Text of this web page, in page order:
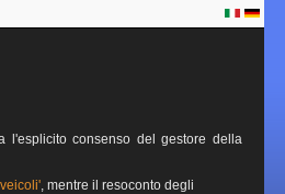
l'esplicito consenso del gestore della
, mentre il resoconto degli